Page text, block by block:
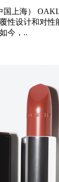
国上海）
性设计和对性
今，..